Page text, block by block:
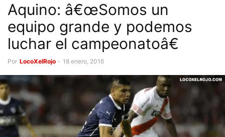
Aquino: â€œSomos un
equipo grande y podemos
luchar el campeonatoâ€
Por LocoXelRojo - 18 enero, 2016